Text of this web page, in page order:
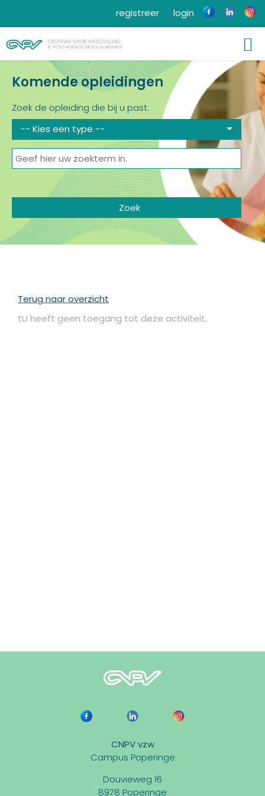
login
registreer
Komende opleidingen
Zoek de opleiding die bij u past.
-- Kies een type --
Terug naar overzicht
tU heeft geen toegang tot deze activiteit.
CNPV vzw
Campus Poperinge
Douvieweg 16
8978 Poperinge